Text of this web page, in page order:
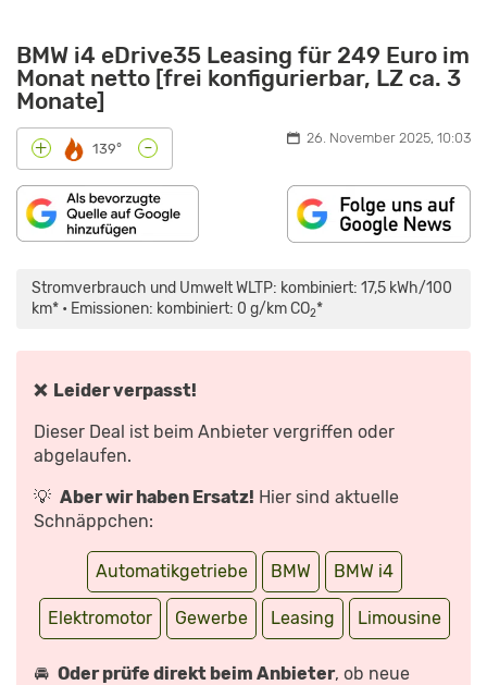
BMW i4 eDrive35 Leasing für 249 Euro im
Monat netto [frei konfigurierbar, LZ ca. 3
Monate]
+ 139° - 26. November 2025, 10:03
Stromverbrauch und Umwelt WLTP: kombiniert: 17,5 kWh/100
km* • Emissionen: kombiniert: 0 g/km CO2*
❌ Leider verpasst!
Dieser Deal ist beim Anbieter vergriffen oder
abgelaufen.
💡 Aber wir haben Ersatz! Hier sind aktuelle
Schnäppchen:
Automatikgetriebe BMW BMW i4
Elektromotor Gewerbe Leasing Limousine
🚘 Oder prüfe direkt beim Anbieter, ob neue
FACELIFT:
MIT
600KM
DIE
KONKURRENZ“
YOUTUBE
ANZEIGEN